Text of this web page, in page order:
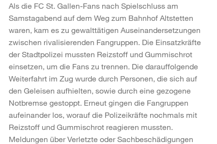
Als die FC St. Gallen-Fans nach Spielschluss am
Samstagabend auf dem Weg zum Bahnhof Altstetten
waren, kam es zu gewalttätigen Auseinandersetzungen
zwischen rivalisierenden Fangruppen. Die Einsatzkräfte
der Stadtpolizei mussten Reizstoff und Gummischrot
einsetzen, um die Fans zu trennen. Die darauffolgende
Weiterfahrt im Zug wurde durch Personen, die sich auf
den Geleisen aufhielten, sowie durch eine gezogene
Notbremse gestoppt. Erneut gingen die Fangruppen
aufeinander los, worauf die Polizeikräfte nochmals mit
Reizstoff und Gummischrot reagieren mussten.
Meldungen über Verletzte oder Sachbeschädigungen